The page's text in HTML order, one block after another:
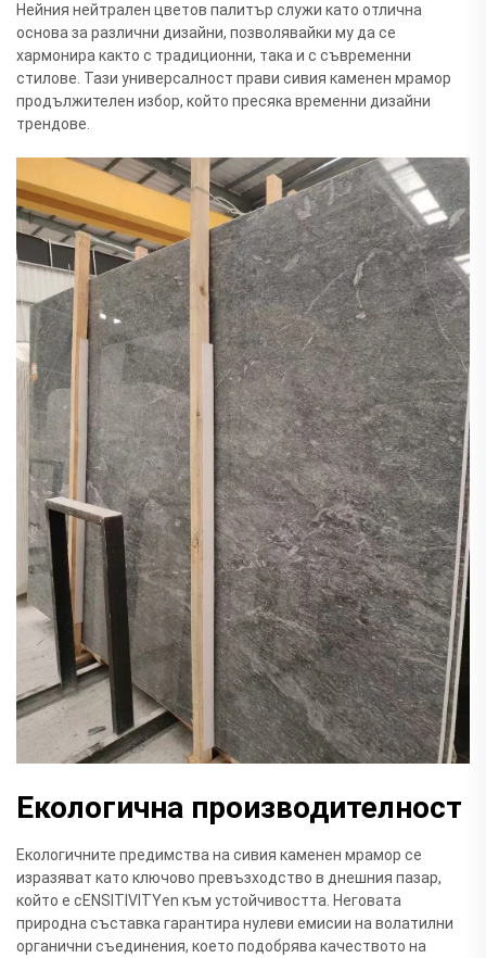
Нейния нейтрален цветов палитър служи като отлична
основа за различни дизайни, позволявайки му да се
хармонира както с традиционни, така и с съвременни
стилове. Тази универсалност прави сивия каменен мрамор
продължителен избор, който пресяка временни дизайни
трендове.
Екологична производителност
Екологичните предимства на сивия каменен мрамор се
изразяват като ключово превъзходство в днешния пазар,
който е сENSITIVITYen към устойчивостта. Неговата
природна съставка гарантира нулеви емисии на волатилни
органични съединения, което подобрява качеството на